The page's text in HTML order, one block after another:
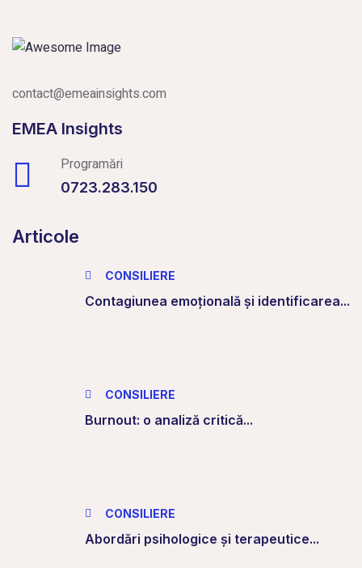
contact@emeainsights.com
EMEA Insights
Programări
0723.283.150
Articole
CONSILIERE
Contagiunea emoțională și identificarea...
CONSILIERE
Burnout: o analiză critică...
CONSILIERE
Abordări psihologice și terapeutice...